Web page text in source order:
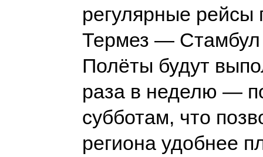
регулярные рейсы
Термез —
Полёты будут
раза в неделю —
субботам, что
региона удобнее